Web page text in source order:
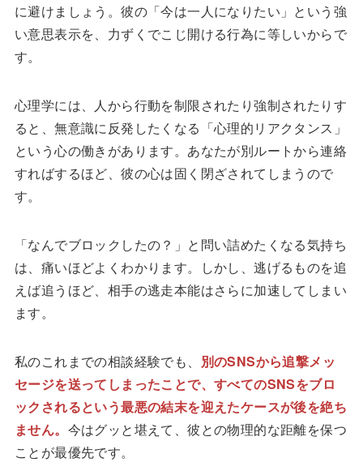
に避けましょう。彼の「今は一人になりたい」という強
い意思表示を、力ずくでこじ開ける行為に等しいからで
す。
心理学には、人から行動を制限されたり強制されたりす
ると、無意識に反発したくなる「心理的リアクタンス」
という心の働きがあります。あなたが別ルートから連絡
すればするほど、彼の心は固く閉ざされてしまうので
す。
「なんでブロックしたの？」と問い詰めたくなる気持ち
は、痛いほどよくわかります。しかし、逃げるものを追
えば追うほど、相手の逃走本能はさらに加速してしまい
ます。
私のこれまでの相談経験でも、
別のSNSから追撃メッ
セージを送ってしまったことで、すべてのSNSをブロ
ックされるという最悪の結末を迎えたケースが後を絶ち
ません。 今はグッと堪えて、彼との物理的な距離を保つ
ことが最優先です。